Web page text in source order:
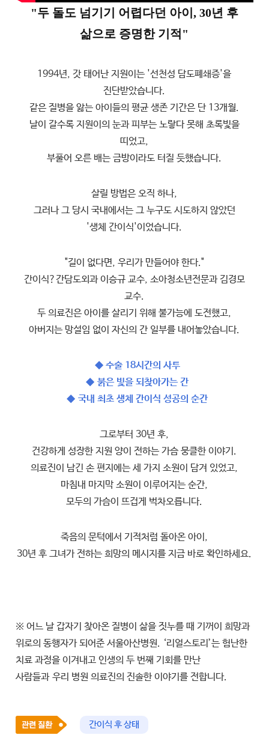
"두 돌도 넘기기 어렵다던 아이, 30년 후
삶으로 증명한 기적"
1994년, 갓 태어난 지원이는 '선천성 담도폐쇄증'을
진단받았습니다.
같은 질병을 앓는 아이들의 평균 생존 기간은 단 13개월.
날이 갈수록 지원이의 눈과 피부는 노랗다 못해 초록빛을
띠었고,
부풀어 오른 배는 금방이라도 터질 듯했습니다.
살릴 방법은 오직 하나,
그러나 그 당시 국내에서는 그 누구도 시도하지 않았던
'생체 간이식'이었습니다.
"길이 없다면, 우리가 만들어야 한다."
간이식?간담도외과 이승규 교수, 소아청소년전문과 김경모
교수.
두 의료진은 아이를 살리기 위해 불가능에 도전했고,
아버지는 망설임 없이 자신의 간 일부를 내어놓았습니다.
◆ 수술 18시간의 사투
◆붉은 빛을 되찾아가는 간
◆국내 최초 생체 간이식 성공의 순간
그로부터 30년 후,
건강하게 성장한 지원 양이 전하는 가슴 뭉클한 이야기.
의료진이 남긴 손 편지에는 세 가지 소원이 담겨 있었고,
마침내 마지막 소원이 이루어지는 순간,
모두의 가슴이 뜨겁게 벅차오릅니다.
죽음의 문턱에서 기적처럼 돌아온 아이,
30년 후 그녀가 전하는 희망의 메시지를 지금 바로 확인하세요.
※ 어느 날 갑자기 찾아온 질병이 삶을 짓누를 때 기꺼이 희망과
위로의 동행자가 되어준 서울아산병원. ‘리얼스토리’는 험난한
치료 과정을 이겨내고 인생의 두 번째 기회를 만난
사람들과우리 병원 의료진의 진솔한 이야기를 전합니다.
간이식 후 상태